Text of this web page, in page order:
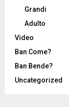
Grandi
Adulto
Video
Ban Come?
Ban Bende?
Uncategorized